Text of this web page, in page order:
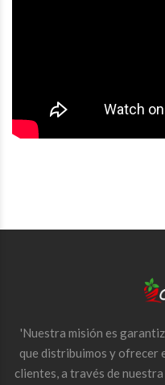
'Nuestra misión es
que distribuimos y ofrecer
clientes, a través de